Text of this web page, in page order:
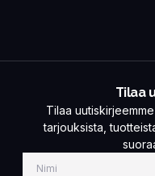
Tilaa
Tilaa
tarjouksista,